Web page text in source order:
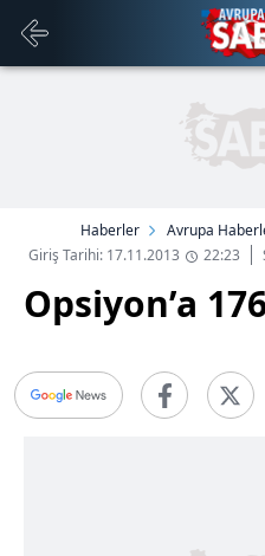
Haberler Avrupa
Giriş Tarihi: 17.11.2013
22:23
Opsiyon’a